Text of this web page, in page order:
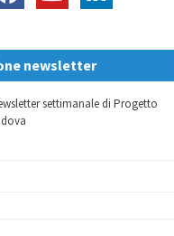
newsletter
settimanale di Progetto